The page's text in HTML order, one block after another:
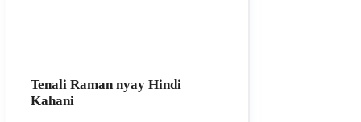
Tenali Raman nyay Hindi
Kahani